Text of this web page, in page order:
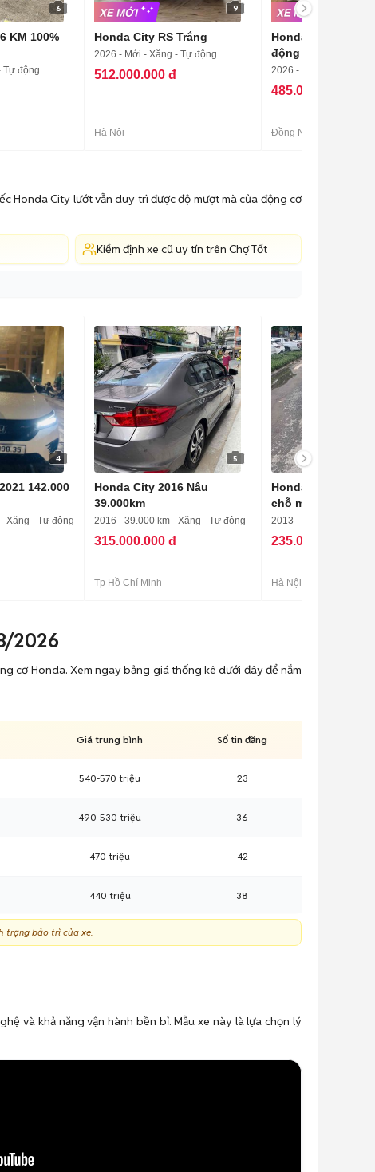
6
KM 100%
Tự động
9
Honda City RS Trắng
2026 - Mới - Xăng - Tự động
512.000.000 đ
Hà Nội
Honda City L 2024
động
2026 - Mới - Xăng - Tự
485.000.000 đ
Đồng Nai
Honda City lướt vẫn duy trì được độ mượt mà của động cơ
Kiểm định xe cũ uy tín trên Chợ Tốt
4
142.000
Xăng - Tự động
5
Honda City 2016 Nâu
39.000km
2016 - 39.000 km - Xăng - Tự động
315.000.000 đ
Tp Hồ Chí Minh
Honda City Số tự
chỗ màu Đen
2013 - 130.000 km -
235.000.000 đ
Hà Nội
2026
cơ Honda. Xem ngay bảng giá thống kê dưới đây để nắm
Giá trung bình Số tin đăng
540-570 triệu 23
490-530 triệu 36
470 triệu 42
440 triệu 38
400 triệu
trạng bảo trì của xe.
và khả năng vận hành bền bỉ. Mẫu xe này là lựa chọn lý